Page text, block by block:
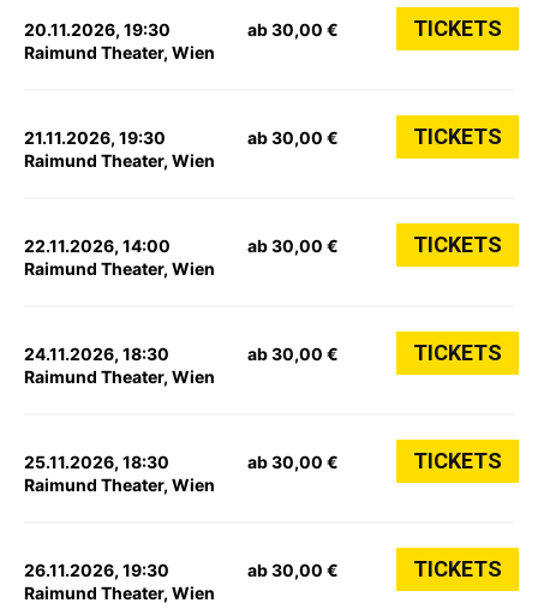
20.11.2026, 19:30
Raimund Theater, Wien
ab 30,00 € TICKETS
21.11.2026, 19:30
Raimund Theater, Wien
ab 30,00 € TICKETS
22.11.2026, 14:00
Raimund Theater, Wien
ab 30,00 € TICKETS
24.11.2026, 18:30
Raimund Theater, Wien
ab 30,00 € TICKETS
25.11.2026, 18:30
Raimund Theater, Wien
ab 30,00 € TICKETS
26.11.2026, 19:30
Raimund Theater, Wien
ab 30,00 € TICKETS